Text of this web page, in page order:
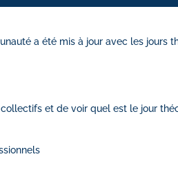
a été mis à jour avec les jours
et de voir quel est le jour